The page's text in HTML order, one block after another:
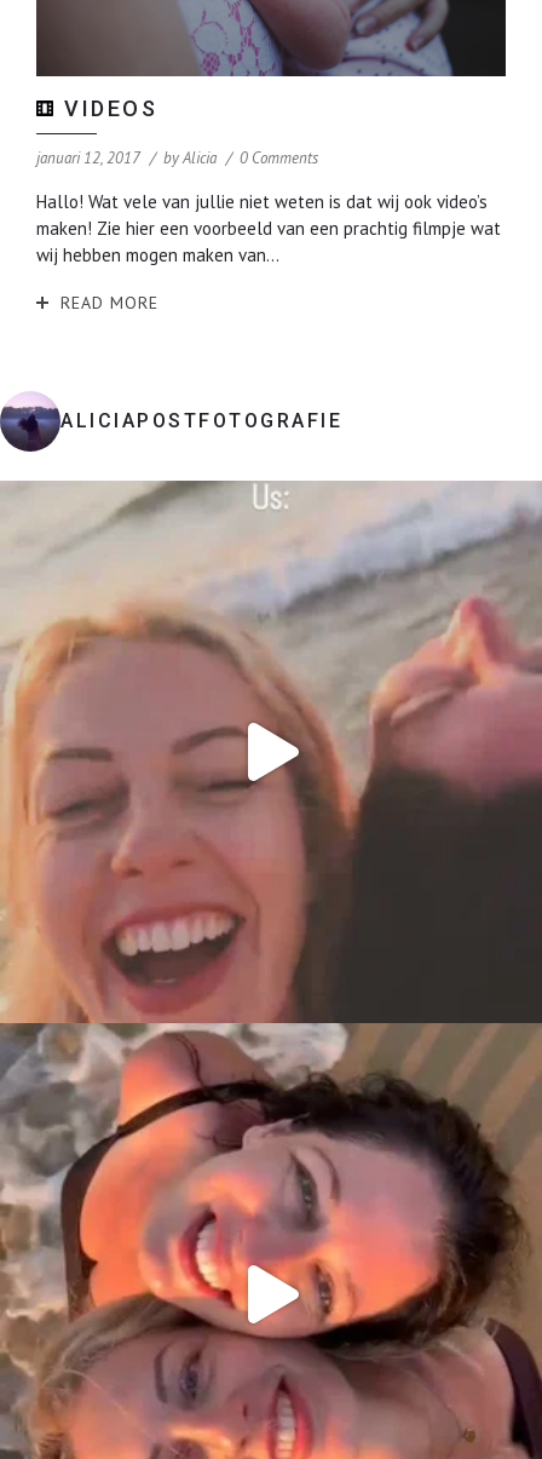
VIDEOS
januari 12, 2017 byAlicia 0 Comments
Hallo! Wat vele van jullie niet weten is dat wij ook video’s
maken! Zie hier een voorbeeld van een prachtig filmpje wat
wij hebben mogen maken van...
READ MORE
ALICIAPOSTFOTOGRAFIE